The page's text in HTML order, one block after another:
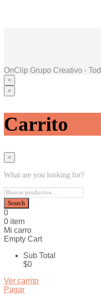
OnClip Grupo Creativo -
×
×
Termos & Carimañolas
Oficina & Hogar
Regalos Sopresa
Contacto
Carrito
×
What are you looking for?
0
0 item
Mi carro
Empty Cart
Sub Total
$0
Ver carrito
Pagar